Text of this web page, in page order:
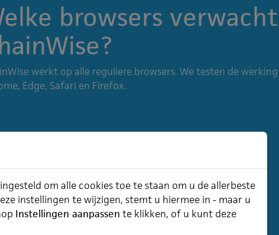
browsers verwacht
werkt op alle reguliere browsers. We testen de
Edge, Safari en Firefox.
om alle cookies toe te staan om u de allerbeste
instellingen te wijzigen, stemt u hiermee in - maar u
Instellingen aanpassen te klikken, of u kunt deze